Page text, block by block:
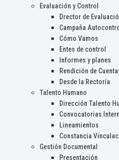
Evaluación y Control
Drector de
Campaña
Cómo Vamos
Entes de control
Informes y planes
Rendición de
Desde la Rectoría
Talento Humano
Dirección Talento
Convocatorias
Lineamientos
Constancia
Gestión Documental
Presentación